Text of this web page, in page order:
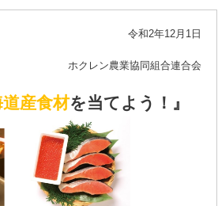
令和2年12月1日
ホクレン農業協同組合連合会
産食材を当てよう！』